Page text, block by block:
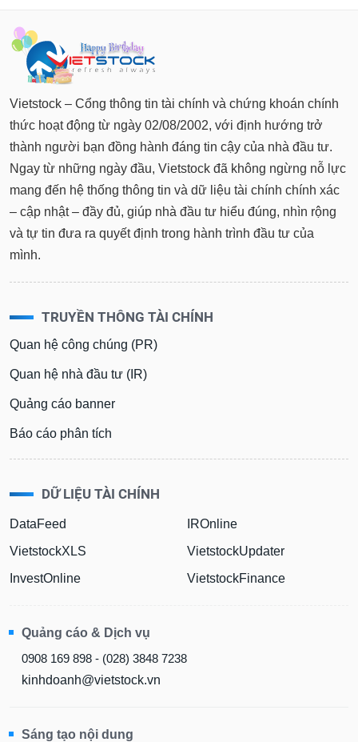
Vietstock – Cổng thông tin tài chính và chứng khoán chính
thức hoạt động từ ngày 02/08/2002, với định hướng trở
thành người bạn đồng hành đáng tin cậy của nhà đầu tư.
Ngay từ những ngày đầu, Vietstock đã không ngừng nỗ lực
mang đến hệ thống thông tin và dữ liệu tài chính chính xác
– cập nhật – đầy đủ, giúp nhà đầu tư hiểu đúng, nhìn rộng
và tự tin đưa ra quyết định trong hành trình đầu tư của
mình.
TRUYỀN THÔNG TÀI CHÍNH
Quan hệ công chúng (PR)
Quan hệ nhà đầu tư (IR)
Quảng cáo banner
Báo cáo phân tích
DỮ LIỆU TÀI CHÍNH
DataFeed
VietstockXLS
InvestOnline
IROnline
VietstockUpdater
VietstockFinance
Quảng cáo & Dịch vụ
0908 169 898 - (028) 3848 7238
kinhdoanh@vietstock.vn
Sáng tạo nội dung
Lãnh
đạo
(-)
Tất cả Người nội bộ Người liên quan Cổ đông lớn
Tin
tức
(-)
Bài
viết
của
tác
Báo
cáo
phân
tích
Thuật
Dịch
vụ
(-)
Sách